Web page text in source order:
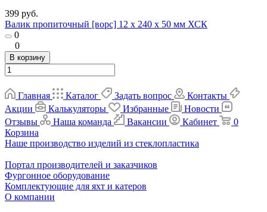
399 руб.
Валик пропиточный [ворс] 12 х 240 х 50 мм ХСК
0
0
В корзину
Главная Каталог Задать вопрос
Контакты
Акции
Калькуляторы Избранные
Новости
Отзывы
Наша команда Вакансии Кабинет
0
Корзина
Наше производство изделий из стеклопластика
Портал производителей и заказчиков
Фургонное оборудование
Комплектующие для яхт и катеров
О компании